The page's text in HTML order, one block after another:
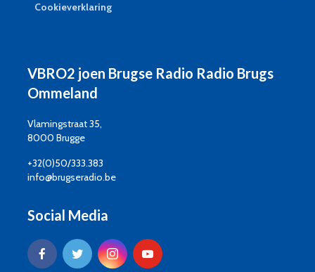
Cookieverklaring
VBRO2 joen Brugse Radio Radio Brugs
Ommeland
Vlamingstraat 35,
8000 Brugge
+32(0)50/333.383
info@brugseradio.be
Social Media